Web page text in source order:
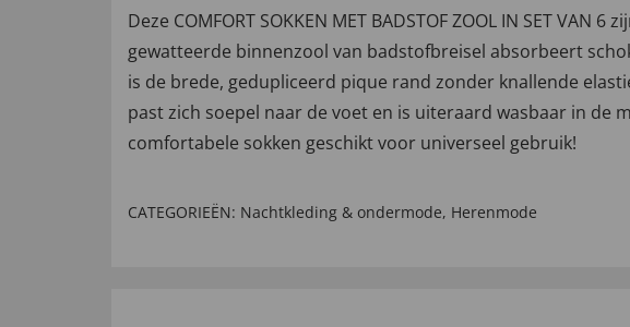
Deze COMFORT SOKKEN MET BADSTOF ZOOL IN SET
gewatteerde binnenzool van badstofbreisel absorbeert
is de brede, gedupliceerd pique rand zonder knallende
past zich soepel naar de voet en is uiteraard wasbaar in
comfortabele sokken geschikt voor universeel gebruik!
CATEGORIEËN: Nachtkleding & ondermode, Herenmode